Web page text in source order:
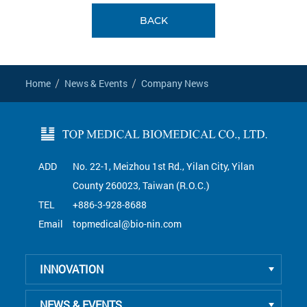
BACK
Home News & Events Company News
ADD
No. 22-1, Meizhou 1st Rd., Yilan City, Yilan
County 260023, Taiwan (R.O.C.)
TEL
+886-3-928-8688
Email
topmedical@bio-nin.com
INNOVATION